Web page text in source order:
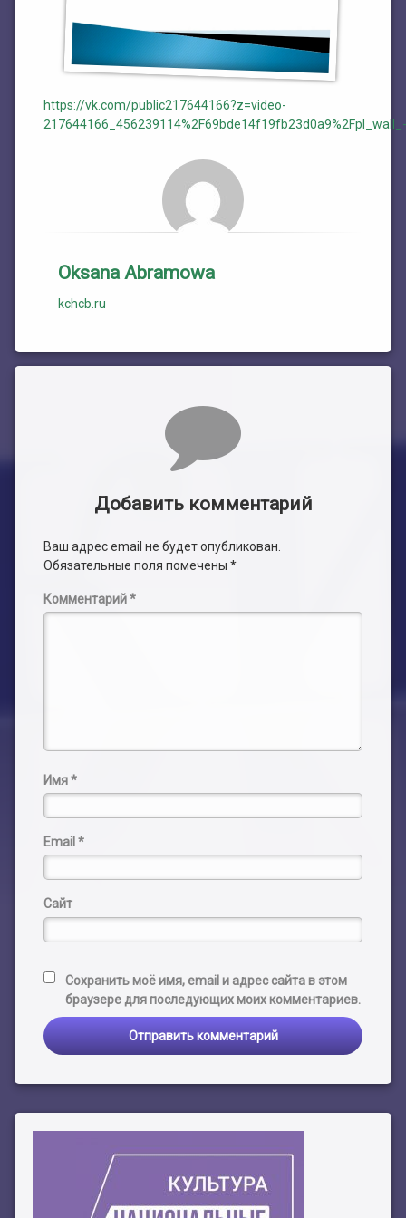
План работы филиала №1
План работы филиала №2
ЭЛЕКТРОННЫЙ КАТАЛОГ
https://vk.com/public217644166?z=video-
Oksana Abramowa
kchcb.ru
Добавить комментарий
Ваш адрес email не будет опубликован.
Обязательные поля помечены *
Комментарий*
Имя*
Email *
Сайт
Сохранить моё имя, email и адрес сайта в этом
браузере для последующих моих комментариев.